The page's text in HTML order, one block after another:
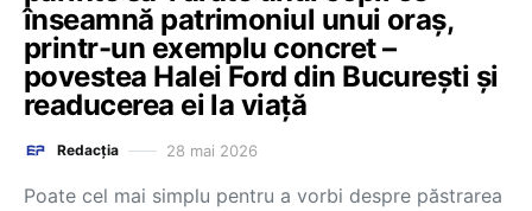
înseamnă patrimoniul unui oraș,
printr-un exemplu concret –
povestea Halei Ford din București și
readucerea ei la viață
Redacția 28 mai 2026
Poate cel mai simplu pentru a vorbi despre păstrarea